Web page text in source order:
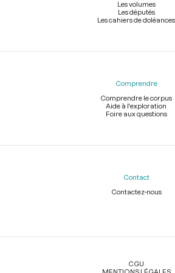
Les volumes
Les députés
Les cahiers de doléances
Comprendre
Comprendre le corpus
Aide à l'exploration
Foire aux questions
Contact
Contactez-nous
Légal
CGU